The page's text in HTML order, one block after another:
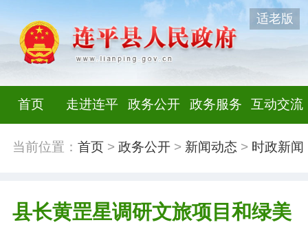
适老版
首页 走进连平 政务公开 政务服务 互动交流
当前位置： 首页> 政务公开> 新闻动态 > 时政新闻
县长黄罡星调研文旅项目和绿美